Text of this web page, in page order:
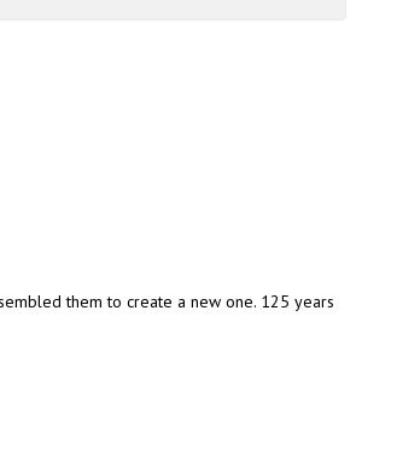
them to create a new one. 125 years